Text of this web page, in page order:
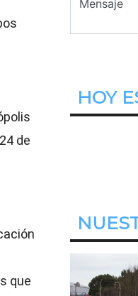
de
que
HOY